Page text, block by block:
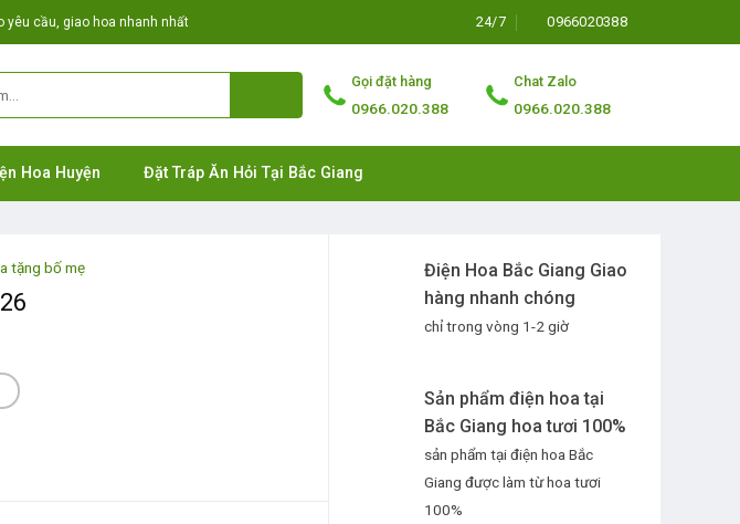
yêu cầu, giao hoa nhanh nhất 24/7 0966020388
Gọi đặt hàng
0966.020.388
Chat Zalo
0966.020.388
Hoa Huyện Đặt Tráp Ăn Hỏi Tại Bắc Giang
Điện Hoa Bắc Giang Giao
hàng nhanh chóng
chỉ trong vòng 1-2 giờ
Sản phẩm điện hoa tại
Bắc Giang hoa tươi 100%
sản phẩm tại điện hoa Bắc
Giang được làm từ hoa tươi
100%
tặng bố mẹ